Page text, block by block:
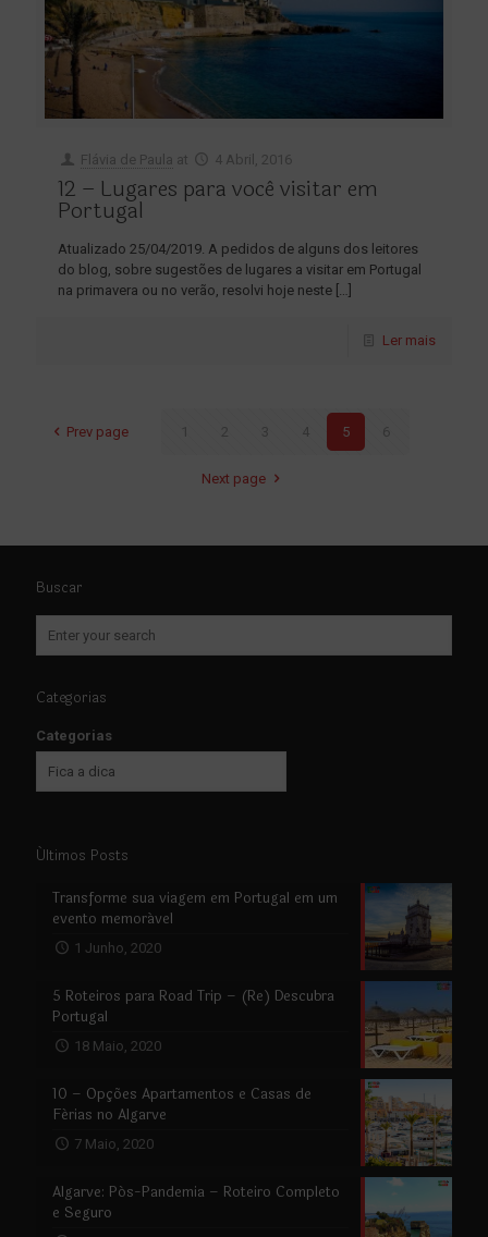
Flávia de Paula at 4 Abril, 2016
12 – Lugares para você visitar em
Portugal
Atualizado 25/04/2019. A pedidos de alguns dos leitores
do blog, sobre sugestões de lugares a visitar em Portugal
na primavera ou no verão, resolvi hoje neste […]
Ler mais
Prev page 1 2 3 4 5 6
Next page
Buscar
Categorias
Categorias
Últimos Posts
Transforme sua viagem em Portugal em um
evento memorável
1 Junho, 2020
5 Roteiros para Road Trip – (Re) Descubra
Portugal
18 Maio, 2020
10 – Opções Apartamentos e Casas de
Férias no Algarve
7 Maio, 2020
Algarve: Pós-Pandemia – Roteiro Completo
e Seguro